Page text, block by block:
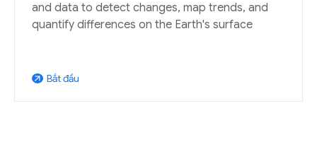
and data to detect changes, map trends, and
quantify differences on the Earth's surface
arrow_outward Bắt đầu